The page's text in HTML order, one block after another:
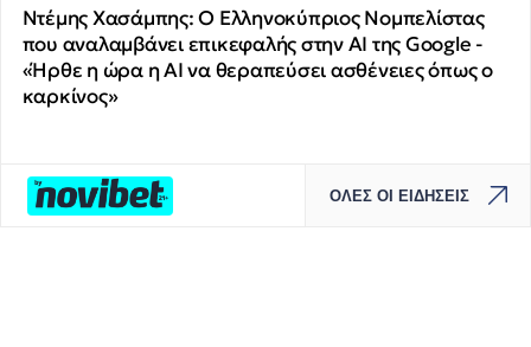
Ντέμης Χασάμπης: Ο Ελληνοκύπριος Νομπελίστας
που αναλαμβάνει επικεφαλής στην ΑΙ της Google -
«Ήρθε η ώρα η AI να θεραπεύσει ασθένειες όπως ο
καρκίνος»
ΟΛΕΣ ΟΙ ΕΙΔΗΣΕΙΣ